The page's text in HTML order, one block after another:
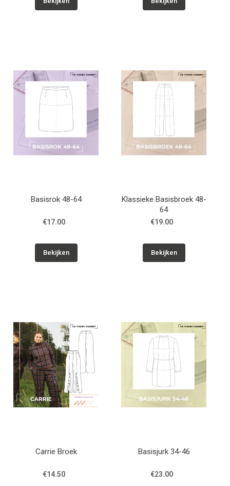
Basisrok 48-64
€17.00
Bekijken
Klassieke Basisbroek 48-
64
€19.00
Bekijken
Carrie Broek
€14.50
Basisjurk 34-46
€23.00